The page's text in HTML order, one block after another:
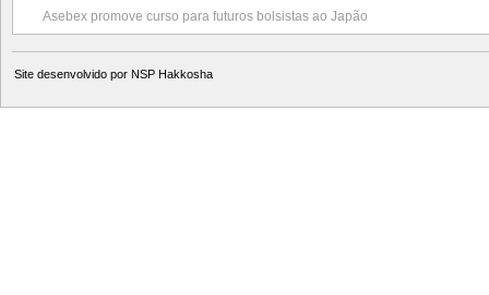
Asebex promove curso para futuros bolsistas ao Japão
Site desenvolvido por NSP Hakkosha